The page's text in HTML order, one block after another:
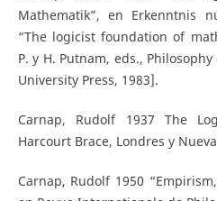
Mathematik”, en Erkenntnis
“The logicist foundation of
P. y H. Putnam, eds.,
University Press, 1983].
Carnap, Rudolf 1937 The
Harcourt Brace, Londres y
Carnap, Rudolf 1950